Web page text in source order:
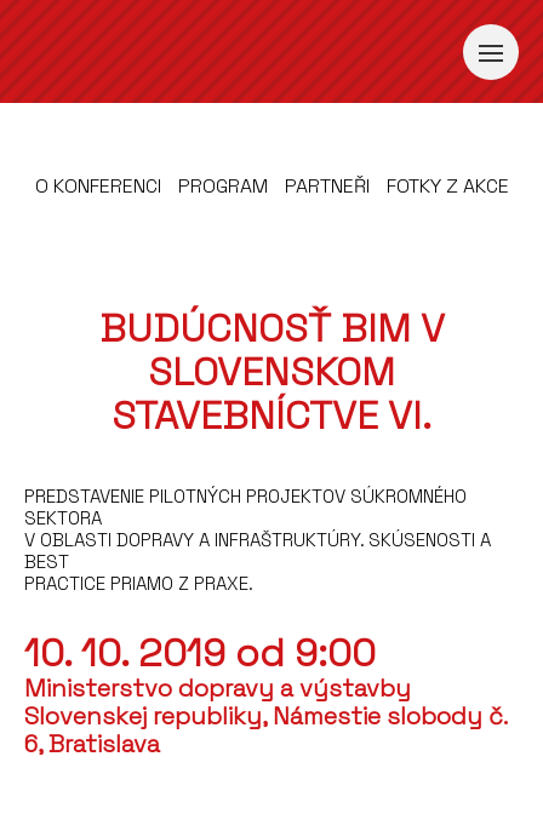
O KONFERENCI PROGRAM PARTNEŘI FOTKY Z AKCE
BUDÚCNOSŤ BIM V
SLOVENSKOM
STAVEBNÍCTVE VI.
PREDSTAVENIE PILOTNÝCH PROJEKTOV SÚKROMNÉHO
SEKTORA
V OBLASTI DOPRAVY A INFRAŠTRUKTÚRY. SKÚSENOSTI A
BEST
PRACTICE PRIAMO Z PRAXE.
10. 10. 2019 od 9:00
Ministerstvo dopravy a výstavby
Slovenskej republiky, Námestie slobody č.
6, Bratislava